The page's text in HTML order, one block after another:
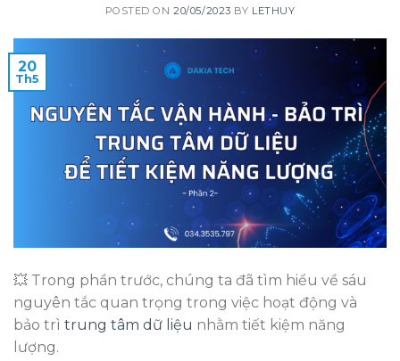
POSTED ON20/05/2023 BY LETHUY
20
Th5
💥 Trong phần trước, chúng ta đã tìm hiểu về sáu
nguyên tắc quan trọng trong việc hoạt động và
bảo trì trung tâm dữ liệu nhằm tiết kiệm năng
lượng.